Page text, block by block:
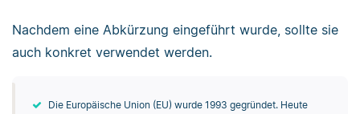
Nachdem eine Abkürzung eingeführt wurde, sollte sie
auch konkret verwendet werden.
Die Europäische Union (EU) wurde 1993 gegründet. Heute